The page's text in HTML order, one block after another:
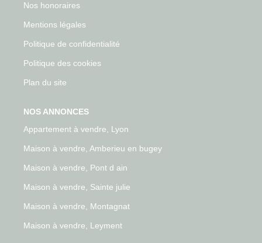
Nos honoraires
Mentions légales
Politique de confidentialité
Politique des cookies
Plan du site
NOS ANNONCES
Appartement à vendre, Lyon
Maison à vendre, Amberieu en bugey
Maison à vendre, Pont d ain
Maison à vendre, Sainte julie
Maison à vendre, Montagnat
Maison à vendre, Leyment